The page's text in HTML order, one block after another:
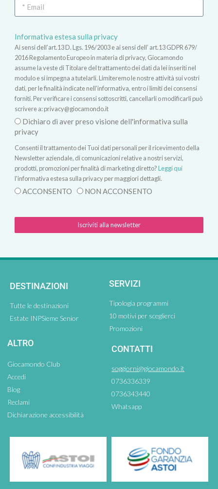
Informativa estesa sulla privacy
Ai sensi dell’art.13 D. Lgs. 196/2003 e ai sensi dell’ art.13 GDPR 679/
2016 Regolamento Europeo in materia di privacy, Giocamondo
assume la veste di Titolare del trattamento dei dati da lei inseriti nel
modulo e si impegna a tutelarli. Limiteremo le nostre attività sui vostri
dati, per le finalità indicate nell’informativa, entro i limiti dei consensi
forniti. Per verificare i consensi sottoscritti, cancellarli o modificarli può
scrivere a:privacy@giocamondo.it
Dichiaro di aver preso visione dell'informativa sulla
privacy
Consenti il trattamento dei Tuoi dati personali per il ricevimento della
Newsletter aziendale, di comunicazioni relative a nostri servizi,
prodotti, promozioni per finalità di marketing diretto?Leggi qui
l'informativa estesa sulla privacy per maggiori dettagli.
ACCONSENTO NON ACCONSENTO
Iscriviti alla newsletter
DESTINAZIONI
Tutte le destinazioni
Estate INPSieme Senior
SERVIZI
Tipologia programmi
10 motivi per sceglierci
Promozioni
ALTRO
Giocamondo Club
Accedi
Blog
Reclami
Dichiarazione accessibilità
CONTATTI
soggiorni@giocamondo.it
0736336339
0736343440
Whatsapp